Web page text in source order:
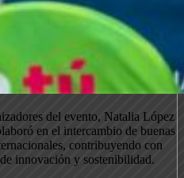
del evento, Natalia López
en el intercambio de buenas
contribuyendo con
innovación y sostenibilidad.